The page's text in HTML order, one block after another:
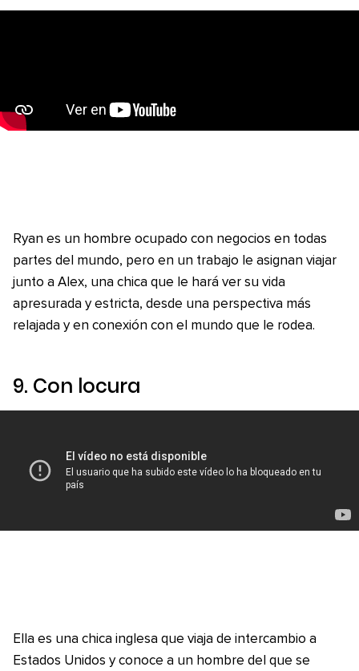
Ryan es un hombre ocupado con negocios en todas
partes del mundo, pero en un trabajo le asignan viajar
junto a Alex, una chica que le hará ver su vida
apresurada y estricta, desde una perspectiva más
relajada y en conexión con el mundo que le rodea.
9. Con locura
Ella es una chica inglesa que viaja de intercambio a
Estados Unidos y conoce a un hombre del que se